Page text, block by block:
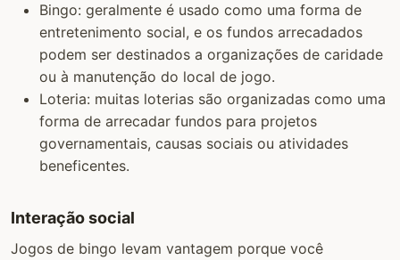
Bingo: geralmente é usado como uma forma de
entretenimento social, e os fundos arrecadados
podem ser destinados a organizações de caridade
ou à manutenção do local de jogo.
Loteria: muitas loterias são organizadas como uma
forma de arrecadar fundos para projetos
governamentais, causas sociais ou atividades
beneficentes.
Interação social
Jogos de bingo levam vantagem porque você